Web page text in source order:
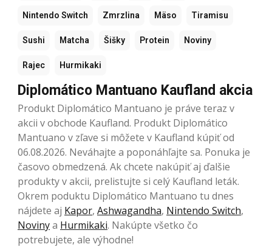
Nintendo Switch Zmrzlina Mäso Tiramisu
Sushi Matcha Šišky Protein Noviny
Rajec Hurmikaki
Diplomático Mantuano Kaufland akcia
Produkt Diplomático Mantuano je práve teraz v
akcii v obchode Kaufland. Produkt Diplomático
Mantuano v zľave si môžete v Kaufland kúpiť od
06.08.2026. Neváhajte a poponáhľajte sa. Ponuka je
časovo obmedzená. Ak chcete nakúpiť aj ďalšie
produkty v akcii, prelistujte si celý Kaufland leták.
Okrem poduktu Diplomático Mantuano tu dnes
nájdete aj Kapor, Ashwagandha, Nintendo Switch,
Novinya Hurmikaki. Nakúpte všetko čo
potrebujete, ale výhodne!